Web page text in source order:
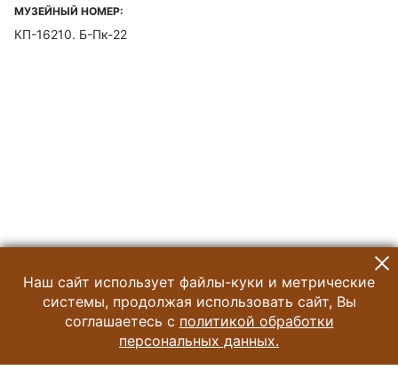
МУЗЕЙНЫЙ НОМЕР:
КП-16210. Б-Пк-22
Наш сайт использует файлы-куки и метрические
системы, продолжая использовать сайт, Вы
соглашаетесь с политикой обработки
персональных данных.